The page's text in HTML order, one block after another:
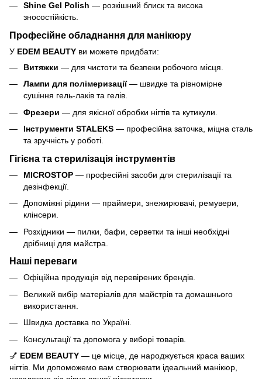
Shine Gel Polish — розкішний блиск та висока
зносостійкість.
Професійне обладнання для манікюру
У EDEM BEAUTY ви можете придбати:
Витяжки — для чистоти та безпеки робочого місця.
Лампи для полімеризації— швидке та рівномірне
сушіння гель-лаків та гелів.
Фрезери — для якісної обробки нігтів та кутикули.
Інструменти STALEKS — професійна заточка, міцна сталь
та зручність у роботі.
Гігієна та стерилізація інструментів
MICROSTOP — професійні засоби для стерилізації та
дезінфекції.
Допоміжні рідини — праймери, знежирювачі, ремувери,
клінсери.
Розхідники — пилки, бафи, серветки та інші необхідні
дрібниці для майстра.
Наші переваги
Офіційна продукція від перевірених брендів.
Великий вибір матеріалів для майстрів та домашнього
використання.
Швидка доставка по Україні.
Консультації та допомога у виборі товарів.
💅 EDEM BEAUTY — це місце, де народжується краса ваших
нігтів. Ми допоможемо вам створювати ідеальний манікюр,